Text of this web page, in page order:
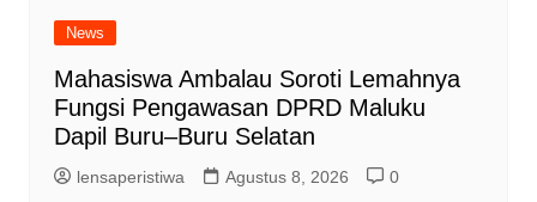
News
Mahasiswa Ambalau Soroti Lemahnya
Fungsi Pengawasan DPRD Maluku
Dapil Buru–Buru Selatan
lensaperistiwa Agustus 8, 2026 0